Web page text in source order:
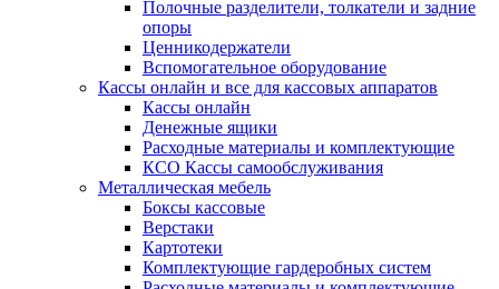
Полочные разделители, толкатели и задние
опоры
Ценникодержатели
Вспомогательное оборудование
Кассы онлайн и все для кассовых аппаратов
Кассы онлайн
Денежные ящики
Расходные материалы и комплектующие
КСО Кассы самообслуживания
Металлическая мебель
Боксы кассовые
Верстаки
Картотеки
Комплектующие гардеробных систем